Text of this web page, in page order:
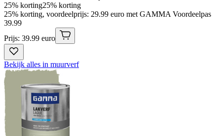
25% korting25% korting
25% korting, voordeelprijs: 29.99 euro met GAMMA Voordeelpas
39.99
Prijs: 39.99 euro
Bekijk alles in muurverf